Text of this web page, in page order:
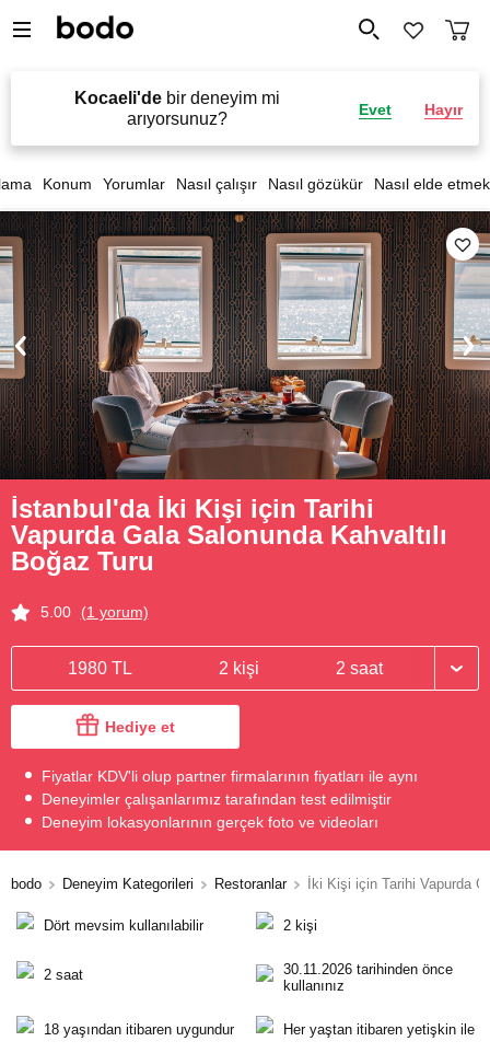
Kocaeli'debir deneyim mi
arıyorsunuz?
Evet Hayır
Konum Yorumlar Nasıl çalışır Nasıl gözükür Nasıl elde etmek
İstanbul'da İki Kişi için Tarihi
Vapurda Gala Salonunda Kahvaltılı
Boğaz Turu
5.00 (1 yorum)
1980 TL 2 kişi 2 saat
Hediye et
Fiyatlar KDV'li olup partner firmalarının fiyatları ile aynı
Deneyimler çalışanlarımız tarafından test edilmiştir
Deneyim lokasyonlarının gerçek foto ve videoları
bodo Deneyim Kategorileri Restoranlar İki Kişi için Tarihi Vapurda
Dört mevsim kullanılabilir 2 kişi
2 saat
30.11.2026 tarihinden önce
kullanınız
18 yaşından itibaren uygundur Her yaştan itibaren yetişkin ile